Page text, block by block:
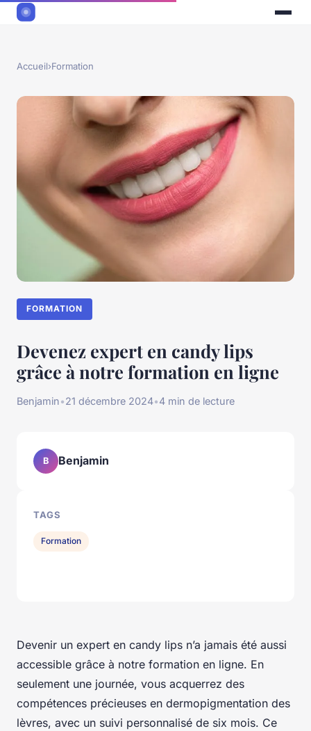
Accueil›Formation
FORMATION
Devenez expert en candy lips
grâce à notre formation en ligne
Benjamin•21 décembre 2024•4 min de lecture
Devenir un expert en candy lips n’a jamais été aussi
accessible grâce à notre formation en ligne. En
seulement une journée, vous acquerrez des
compétences précieuses en dermopigmentation des
lèvres, avec un suivi personnalisé de six mois. Ce
B Benjamin
TAGS
Formation